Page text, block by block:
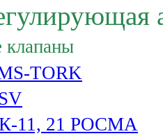
клапаны
TORK
11, 21 РОСМА